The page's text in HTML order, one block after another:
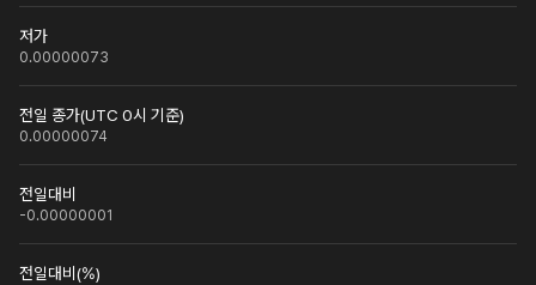
저가
0.00000073
전일 종가(UTC 0시 기준)
0.00000074
전일대비
-0.00000001
전일대비(%)